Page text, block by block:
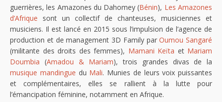
guerrières, les Amazones du Dahomey (Bénin), Les Amazones
d’Afrique sont un collectif de chanteuses, musiciennes et
musiciens. Il est lancé en 2015 sous l’impulsion de l’agence de
production et de management 3D Family parOumou Sangaré
(militante des droits des femmes), Mamani Keïta et Mariam
Doumbia (Amadou & Mariam), trois grandes divas de la
musique mandingue du Mali. Munies de leurs voix puissantes
et complémentaires, elles se rallient à la lutte pour
l’émancipation féminine, notamment en Afrique.